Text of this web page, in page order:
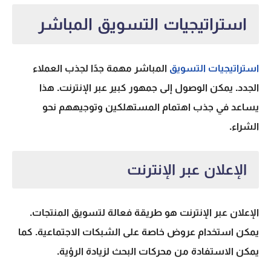
استراتيجيات التسويق المباشر
استراتيجيات التسويق المباشر مهمة جدًا لجذب العملاء
الجدد. يمكن الوصول إلى جمهور كبير عبر الإنترنت. هذا
يساعد في جذب اهتمام المستهلكين وتوجيههم نحو
الشراء.
الإعلان عبر الإنترنت
الإعلان عبر الإنترنت هو طريقة فعالة لتسويق المنتجات.
يمكن استخدام عروض خاصة على الشبكات الاجتماعية. كما
يمكن الاستفادة من محركات البحث لزيادة الرؤية.